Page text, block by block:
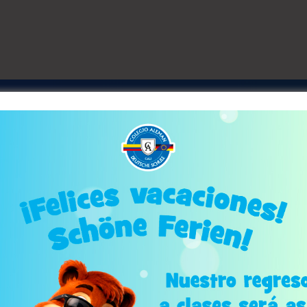
Conoce nuestro colegio